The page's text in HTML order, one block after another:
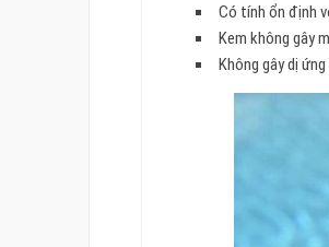
Có tính ổn định
Kem không gây
Không gây dị ứng